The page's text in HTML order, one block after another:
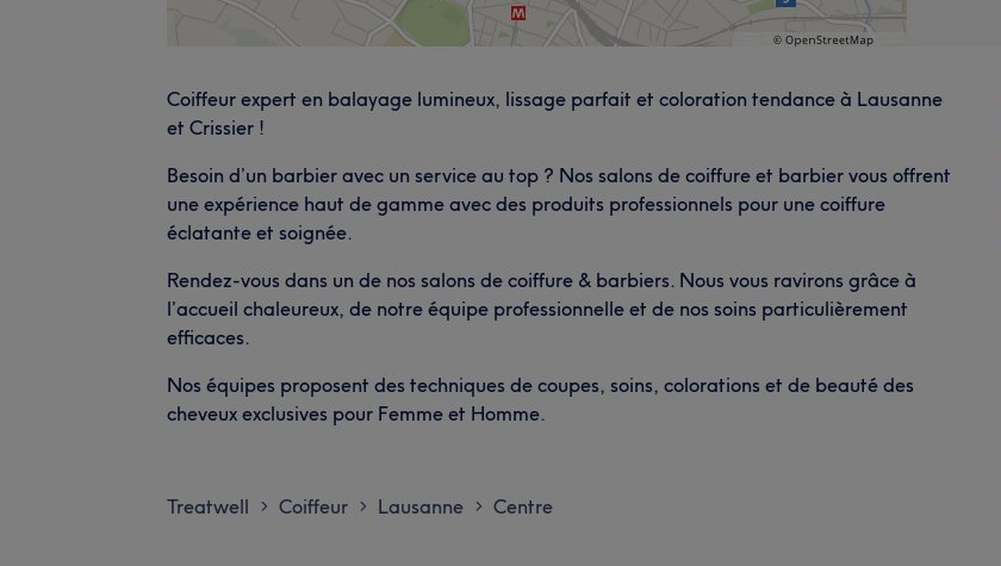
Coiffeur expert en balayage lumineux, lissage parfait et coloration tendance à Lausanne
et Crissier !
Besoin d’un barbier avec un service au top ? Nos salons de coiffure et barbier vous offrent
une expérience haut de gamme avec des produits professionnels pour une coiffure
éclatante et soignée.
Rendez-vous dans un de nos salons de coiffure & barbiers. Nous vous ravirons grâce à
l’accueil chaleureux, de notre équipe professionnelle et de nos soins particulièrement
efficaces.
Nos équipes proposent des techniques de coupes, soins, colorations et de beauté des
cheveux exclusives pour Femme et Homme.
Treatwell > Coiffeur > Lausanne > Centre